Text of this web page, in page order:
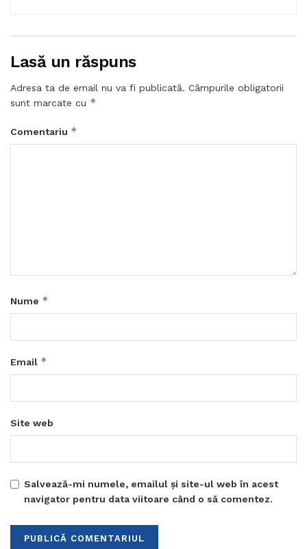
Lasă un răspuns
Adresa ta de email nu va fi publicată. Câmpurile obligatorii
sunt marcate cu *
Comentariu *
Nume *
Email *
Site web
Salvează-mi numele, emailul și site-ul web în acest
navigator pentru data viitoare când o să comentez.